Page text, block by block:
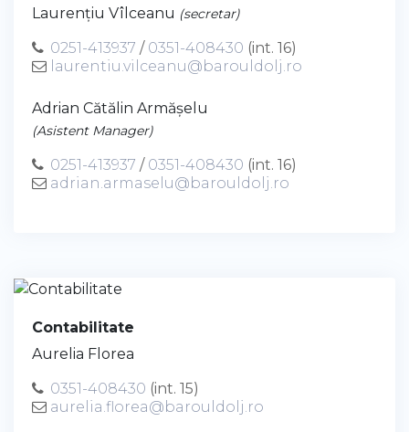
Laurenţiu Vîlceanu (secretar)
0251-413937 / 0351-408430 (int. 16)
laurentiu.vilceanu@barouldolj.ro
Adrian Cătălin Armășelu
(Asistent Manager)
0251-413937 / 0351-408430 (int. 16)
adrian.armaselu@barouldolj.ro
Contabilitate
Aurelia Florea
0351-408430 (int. 15)
aurelia.florea@barouldolj.ro